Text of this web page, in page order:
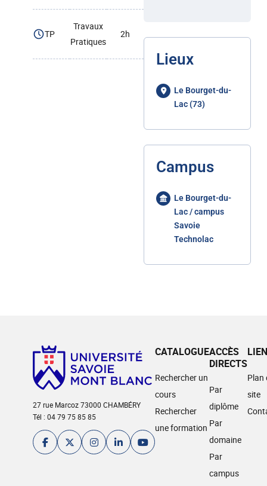
TP
Travaux
Pratiques
2h
Lieux
Le Bourget-du-
Lac (73)
Campus
Le Bourget-du-
Lac / campus
Savoie
Technolac
27 rue Marcoz 73000 CHAMBÉRY
Tél : 04 79 75 85 85
CATALOGUE
Rechercher un
cours
Rechercher
une formation
ACCÈS
DIRECTS
Par
diplôme
Par
domaine
Par
campus
Plan
site